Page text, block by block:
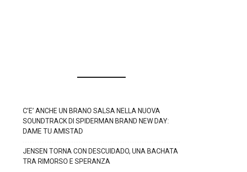
C’E’ ANCHE UN BRANO SALSA NELLA NUOVA
SOUNDTRACK DI SPIDERMAN BRAND NEW DAY:
DAME TU AMISTAD
JENSEN TORNA CON DESCUIDADO, UNA BACHATA
TRA RIMORSO E SPERANZA